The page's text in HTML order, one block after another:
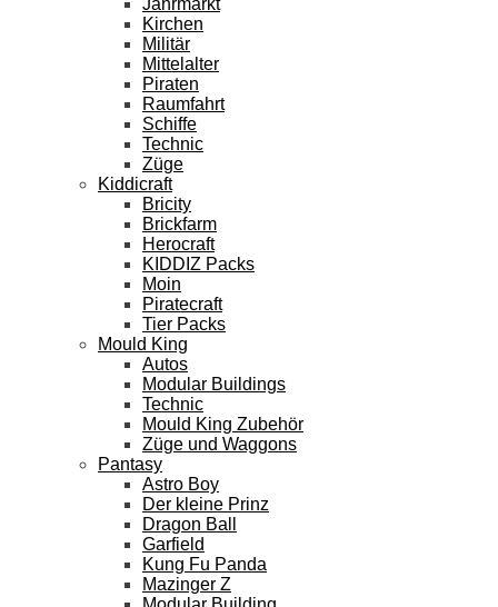
Jahrmarkt
Kirchen
Militär
Mittelalter
Piraten
Raumfahrt
Schiffe
Technic
Züge
Kiddicraft
Bricity
Brickfarm
Herocraft
KIDDIZ Packs
Moin
Piratecraft
Tier Packs
Mould King
Autos
Modular Buildings
Technic
Mould King Zubehör
Züge und Waggons
Pantasy
Astro Boy
Der kleine Prinz
Dragon Ball
Garfield
Kung Fu Panda
Mazinger Z